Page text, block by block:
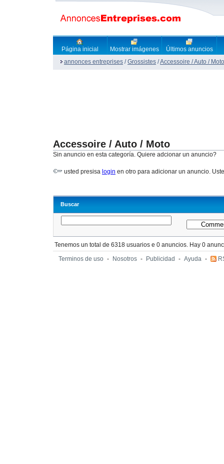
Página inicial Mostrar imágenes
Últimos anuncios
annonces entreprises /Grossistes /Accessoire / Auto / Moto
Accessoire / Auto / Moto
Sin anuncio en esta categoría. Quiere adcionar un anuncio?
usted presisa login en otro para adicionar un anuncio.
Buscar
Tenemos un total de 6318 usuarios e 0 anuncios. Hay 0
Terminos de uso - Nosotros - Publicidad - Ayuda -